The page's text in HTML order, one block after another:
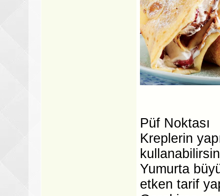
Püf Noktası
Kreplerin
Yumurta
etken tarif